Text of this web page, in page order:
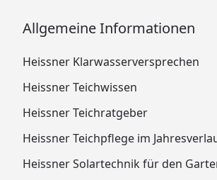
Allgemeine Informationen
Heissner Klarwasserversprechen
Heissner Teichwissen
Heissner Teichratgeber
Heissner Teichpflege im
Heissner Solartechnik für den